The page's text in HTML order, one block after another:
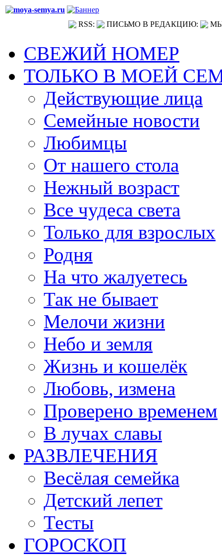
RSS: ПИСЬМО В РЕДАКЦИЮ:
СВЕЖИЙ НОМЕР
ТОЛЬКО В МОЕЙ
Действующие лица
Семейные новости
Любимцы
От нашего стола
Нежный возраст
Все чудеса света
Только для взрослых
Родня
На что жалуетесь
Так не бывает
Мелочи жизни
Небо и земля
Жизнь и кошелёк
Любовь, измена
Проверено временем
В лучах славы
РАЗВЛЕЧЕНИЯ
Весёлая семейка
Детский лепет
Тесты
ГОРОСКОП